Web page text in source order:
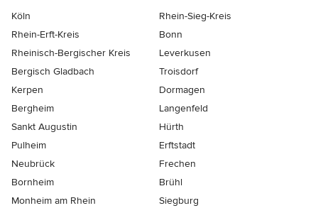
Köln
Rhein-Sieg-Kreis
Rhein-Erft-Kreis
Bonn
Rheinisch-Bergischer Kreis
Leverkusen
Bergisch Gladbach
Troisdorf
Kerpen
Dormagen
Bergheim
Langenfeld
Sankt Augustin
Hürth
Pulheim
Erftstadt
Neubrück
Frechen
Bornheim
Brühl
Monheim am Rhein
Siegburg